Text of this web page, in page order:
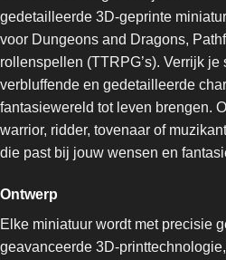
gedetailleerde 3D-geprinte
voor Dungeons and Dragons,
rollenspellen (TTRPG’s). Verrijk
verbluffende en gedetailleerde
fantasiewereld tot leven brengen.
warrior, ridder, tovenaar of
die past bij jouw wensen en
Ontwerp
Elke miniatuur wordt met precisie
geavanceerde 3D-